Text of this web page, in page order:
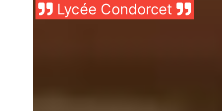
Lycée Condorcet